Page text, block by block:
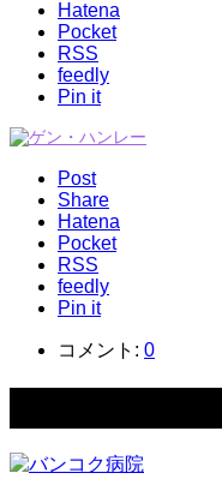
Hatena
Pocket
RSS
feedly
Pin it
Post
Share
Hatena
Pocket
RSS
feedly
Pin it
コメント: 0